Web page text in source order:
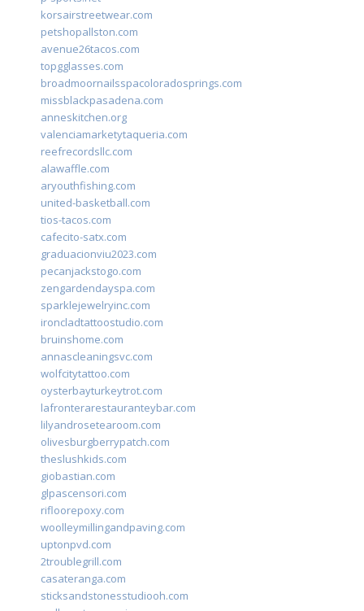
korsairstreetwear.com
petshopallston.com
avenue26tacos.com
topgglasses.com
broadmoornailsspacoloradosprings.com
missblackpasadena.com
anneskitchen.org
valenciamarketytaqueria.com
reefrecordsllc.com
alawaffle.com
aryouthfishing.com
united-basketball.com
tios-tacos.com
cafecito-satx.com
graduacionviu2023.com
pecanjackstogo.com
zengardendayspa.com
sparklejewelryinc.com
ironcladtattoostudio.com
bruinshome.com
annascleaningsvc.com
wolfcitytattoo.com
oysterbayturkeytrot.com
lafronterarestauranteybar.com
lilyandrosetearoom.com
olivesburgberrypatch.com
theslushkids.com
giobastian.com
glpascensori.com
rifloorepoxy.com
woolleymillingandpaving.com
uptonpvd.com
2troublegrill.com
casateranga.com
sticksandstonesstudiooh.com